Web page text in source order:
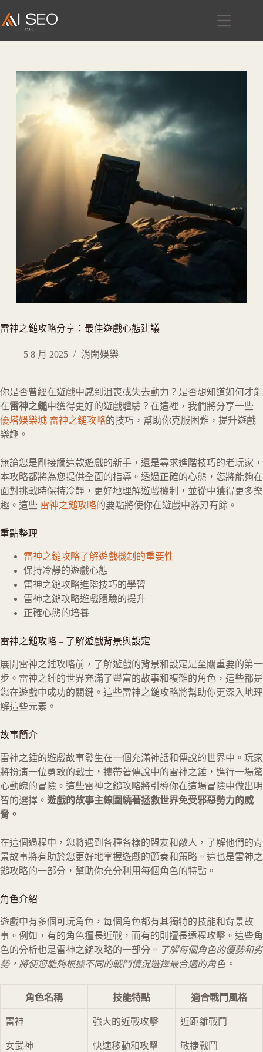
至
雷神之鎚攻略分享：最佳遊戲心態建議
5 8 月 2025 消閑娛樂
你是否曾經在遊戲中感到沮喪或失去動力？是否想知道如何才能
在雷神之鎚中獲得更好的遊戲體驗？在這裡，我們將分享一些
優塔娛樂城 雷神之鎚攻略的技巧，幫助你克服困難，提升遊戲
樂趣。
無論您是剛接觸這款遊戲的新手，還是尋求進階技巧的老玩家，
本攻略都將為您提供全面的指導。透過正確的心態，您將能夠在
面對挑戰時保持冷靜，更好地理解遊戲機制，並從中獲得更多樂
趣。這些 雷神之鎚攻略的要點將使你在遊戲中游刃有餘。
重點整理
雷神之鎚攻略了解遊戲機制的重要性
保持冷靜的遊戲心態
雷神之鎚攻略進階技巧的學習
雷神之鎚攻略遊戲體驗的提升
正確心態的培養
雷神之鎚攻略 – 了解遊戲背景與設定
展開雷神之錘攻略前，了解遊戲的背景和設定是至關重要的第一
步。雷神之錘的世界充滿了豐富的故事和複雜的角色，這些都是
您在遊戲中成功的關鍵。這些雷神之鎚攻略將幫助你更深入地理
解這些元素。
故事簡介
雷神之錘的遊戲故事發生在一個充滿神話和傳說的世界中。玩家
將扮演一位勇敢的戰士，攜帶著傳說中的雷神之錘，進行一場驚
心動魄的冒險。這些雷神之鎚攻略將引導你在這場冒險中做出明
智的選擇。 遊戲的故事主線圍繞著拯救世界免受邪惡勢力的威
脅。
在這個過程中，您將遇到各種各樣的盟友和敵人，了解他們的背
景故事將有助於您更好地掌握遊戲的節奏和策略。這也是雷神之
鎚攻略的一部分，幫助你充分利用每個角色的特點。
角色介紹
遊戲中有多個可玩角色，每個角色都有其獨特的技能和背景故
事。例如，有的角色擅長近戰，而有的則擅長遠程攻擊。這些角
色的分析也是雷神之鎚攻略的一部分。 了解每個角色的優勢和劣
勢，將使您能夠根據不同的戰鬥情況選擇最合適的角色。
角色名稱 技能特點 適合戰鬥風格
雷神 強大的近戰攻擊 近距離戰鬥
女武神 快速移動和攻擊 敏捷戰鬥